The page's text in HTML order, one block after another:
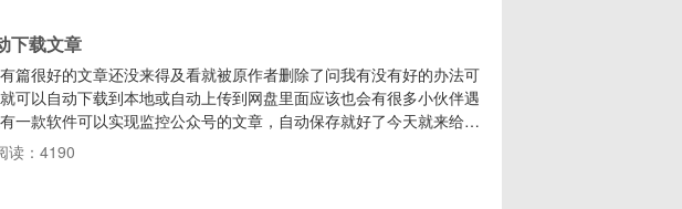
下载文章
篇很好的文章还没来得及看就被原作者删除了问我有没有好的办法可
可以自动下载到本地或自动上传到网盘里面应该也会有很多小伙伴遇
一款软件可以实现监控公众号的文章，自动保存就好了今天就来给大
以解决我们这个问题呐，只需要提供你想监控公众号的其中一篇文
以自动下载html、pdf、word格式到自己电脑上，而且还有开放
读：4190